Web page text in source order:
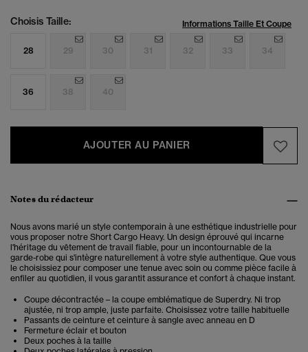
Choisis Taille: Informations Taille Et Coupe
28 29 30 31 32 33 34
36 38 40
AJOUTER AU PANIER
Notes du rédacteur
Nous avons marié un style contemporain à une esthétique industrielle pour
vous proposer notre Short Cargo Heavy. Un design éprouvé qui incarne
l'héritage du vêtement de travail fiable, pour un incontournable de la
garde-robe qui s'intègre naturellement à votre style authentique. Que vous
le choisissiez pour composer une tenue avec soin ou comme pièce facile à
enfiler au quotidien, il vous garantit assurance et confort à chaque instant.
Coupe décontractée – la coupe emblématique de Superdry. Ni trop
ajustée, ni trop ample, juste parfaite. Choisissez votre taille habituelle
Passants de ceinture et ceinture à sangle avec anneau en D
Fermeture éclair et bouton
Deux poches à la taille